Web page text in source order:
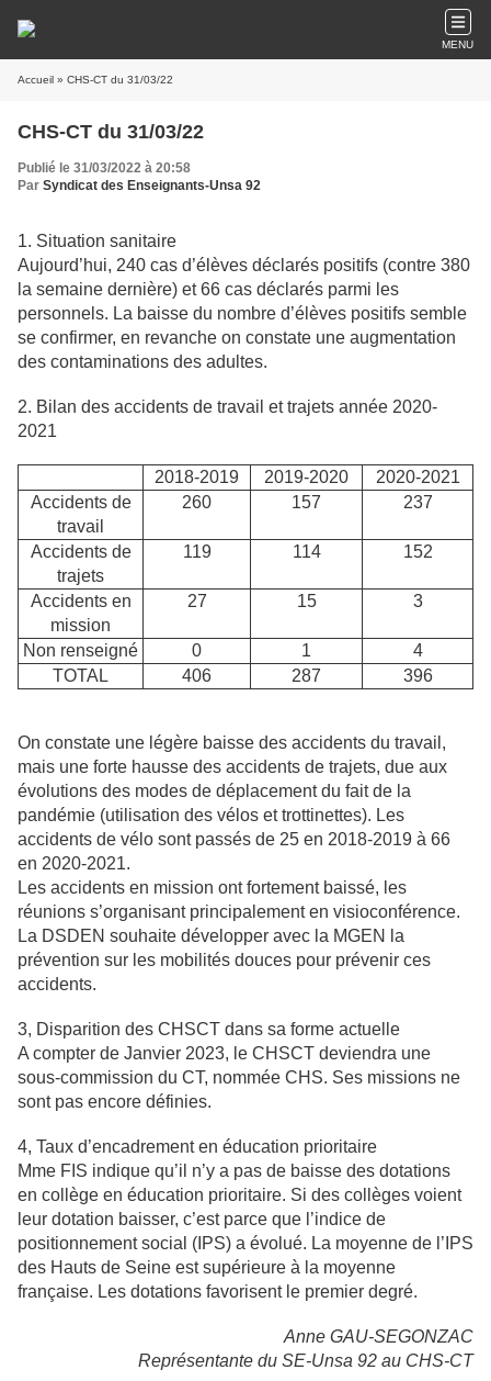
MENU
Accueil » CHS-CT du 31/03/22
CHS-CT du 31/03/22
Publié le 31/03/2022 à 20:58
Par Syndicat des Enseignants-Unsa 92
1. Situation sanitaire
Aujourd’hui, 240 cas d’élèves déclarés positifs (contre 380
la semaine dernière) et 66 cas déclarés parmi les
personnels. La baisse du nombre d’élèves positifs semble
se confirmer, en revanche on constate une augmentation
des contaminations des adultes.
2. Bilan des accidents de travail et trajets année 2020-
2021
2018-2019 2019-2020
2020-2021
Accidents de
travail
260 157 237
Accidents de
trajets
119 114 152
Accidents en
mission
27 15 3
Non renseigné 0 1
4
TOTAL
406 287 396
On constate une légère baisse des accidents du travail,
mais une forte hausse des accidents de trajets, due aux
évolutions des modes de déplacement du fait de la
pandémie (utilisation des vélos et trottinettes). Les
accidents de vélo sont passés de 25 en 2018-2019 à 66
en 2020-2021.
Les accidents en mission ont fortement baissé, les
réunions s’organisant principalement en visioconférence.
La DSDEN souhaite développer avec la MGEN la
prévention sur les mobilités douces pour prévenir ces
accidents.
3, Disparition des CHSCT dans sa forme actuelle
A compter de Janvier 2023, le CHSCT deviendra une
sous-commission du CT, nommée CHS. Ses missions ne
sont pas encore définies.
4, Taux d’encadrement en éducation prioritaire
Mme FIS indique qu’il n’y a pas de baisse des dotations
en collège en éducation prioritaire. Si des collèges voient
leur dotation baisser, c’est parce que l’indice de
positionnement social (IPS) a évolué. La moyenne de l’IPS
des Hauts de Seine est supérieure à la moyenne
française. Les dotations favorisent le premier degré.
Anne GAU-SEGONZAC
Représentante du SE-Unsa 92 au CHS-CT